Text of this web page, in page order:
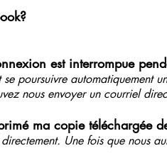
est interrompue
se poursuivre
nous envoyer un courriel
ma copie téléchargée
Une fois que nous